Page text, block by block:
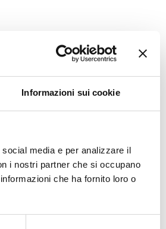
Informazioni sui cookie
media e per analizzare il
i nostri partner che si occupano
che ha fornito loro o